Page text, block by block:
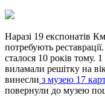
Наразі 19 експонатів
потребують
сталося 10 років тому.
виламали решітку на
винесли з музею 17
повернули до музею